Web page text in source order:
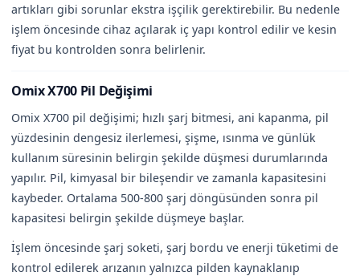
artıkları gibi sorunlar ekstra işçilik gerektirebilir. Bu nedenle
işlem öncesinde cihaz açılarak iç yapı kontrol edilir ve kesin
fiyat bu kontrolden sonra belirlenir.
Omix X700 Pil Değişimi
Omix X700 pil değişimi; hızlı şarj bitmesi, ani kapanma, pil
yüzdesinin dengesiz ilerlemesi, şişme, ısınma ve günlük
kullanım süresinin belirgin şekilde düşmesi durumlarında
yapılır. Pil, kimyasal bir bileşendir ve zamanla kapasitesini
kaybeder. Ortalama 500-800 şarj döngüsünden sonra pil
kapasitesi belirgin şekilde düşmeye başlar.
İşlem öncesinde şarj soketi, şarj bordu ve enerji tüketimi de
kontrol edilerek arızanın yalnızca pilden kaynaklanıp